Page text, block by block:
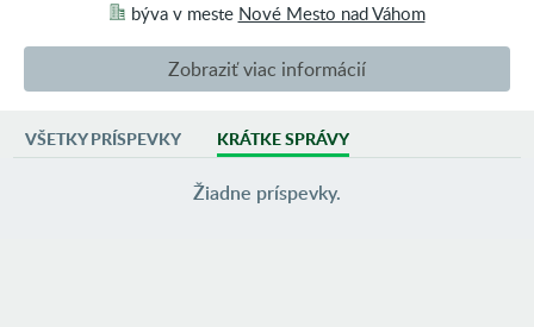
býva v meste Nové Mesto nad Váhom
Zobraziť viac informácií
AKTIVITA
0 príspevkov vo fotoblogoch
VŠETKY PRÍSPEVKY KRÁTKE SPRÁVY
Žiadne príspevky.